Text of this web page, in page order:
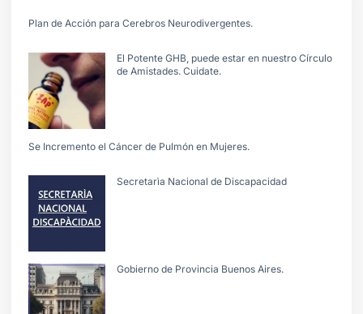
Plan de Acción para Cerebros Neurodivergentes.
El Potente GHB, puede estar en nuestro Círculo
de Amistades. Cuidate.
Se Incremento el Cáncer de Pulmón en Mujeres.
Secretarìa Nacional de Discapacidad
Gobierno de Provincia Buenos Aires.